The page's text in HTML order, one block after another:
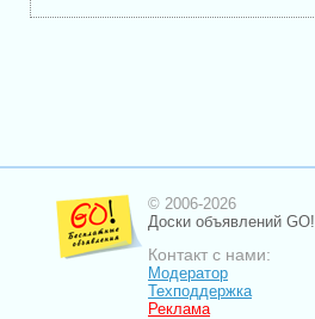
© 2006-2026
Доски объявлений GO!
Контакт с нами:
Модератор
Техподдержка
Реклама